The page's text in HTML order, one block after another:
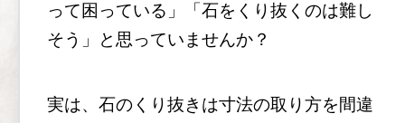
って困っている」「石をくり抜くのは難し
そう」と思っていませんか？
実は、石のくり抜きは寸法の取り方を間違